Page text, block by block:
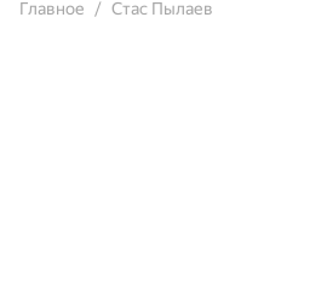
Главное Стас Пылаев